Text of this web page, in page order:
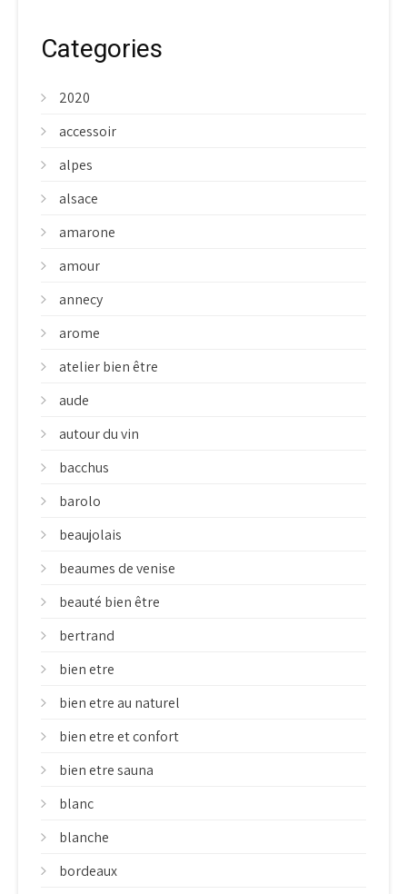
Categories
2020
accessoir
alpes
alsace
amarone
amour
annecy
arome
atelier bien être
aude
autour du vin
bacchus
barolo
beaujolais
beaumes de venise
beauté bien être
bertrand
bien etre
bien etre au naturel
bien etre et confort
bien etre sauna
blanc
blanche
bordeaux